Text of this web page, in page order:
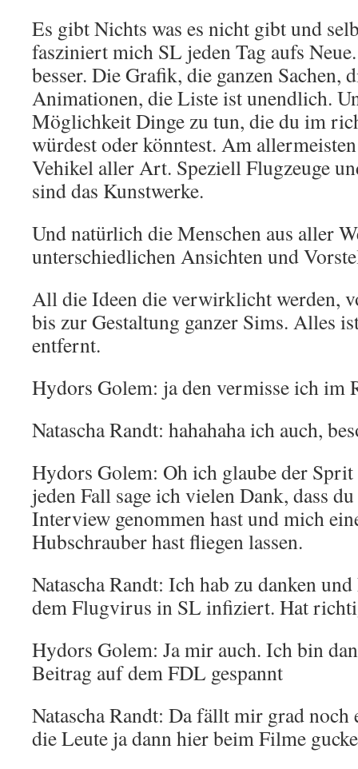
Es gibt Nichts was es nicht gibt und
fasziniert mich SL jeden Tag aufs
besser. Die Grafik, die ganzen Sachen,
Animationen, die Liste ist unendlich.
Möglichkeit Dinge zu tun, die du im
würdest oder könntest. Am
Vehikel aller Art. Speziell Flugzeuge
sind das Kunstwerke.
Und natürlich die Menschen aus aller
unterschiedlichen Ansichten und
All die Ideen die verwirklicht werden,
bis zur Gestaltung ganzer Sims. Alles
entfernt.
Hydors Golem: ja den vermisse ich
Natascha Randt: hahahaha ich auch,
Hydors Golem: Oh ich glaube der
jeden Fall sage ich vielen Dank, dass
Interview genommen hast und mich
Hubschrauber hast fliegen lassen.
Natascha Randt: Ich hab zu danken
dem Flugvirus in SL infiziert. Hat
Hydors Golem: Ja mir auch. Ich bin
Beitrag auf dem FDL gespannt
Natascha Randt: Da fällt mir grad
die Leute ja dann hier beim Filme